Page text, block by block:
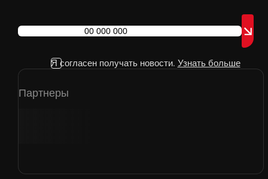
Я согласен получать новости. Узнать больше
Партнеры